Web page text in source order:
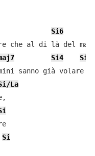
Si6
che al di là del
Si4
Si
sanno già volare
La
Si